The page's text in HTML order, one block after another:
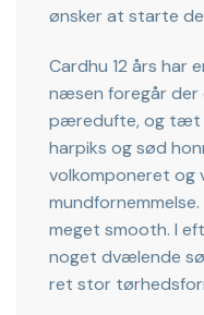
ønsker at starte
Cardhu 12 års har
næsen foregår der
pæredufte, og tæt
harpiks og sød
volkomponeret og
meget smooth. I
noget dvælende
ret stor